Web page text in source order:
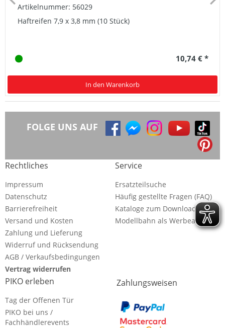
Artikelnummer: 56029
Haftreifen 7,9 x 3,8 mm (10 Stück)
10,74 € *
In den Warenkorb
FOLGE UNS AUF
Rechtliches
Impressum
Datenschutz
Barrierefreiheit
Versand und Kosten
Zahlung und Lieferung
Widerruf und Rücksendung
AGB / Verkaufsbedingungen
Vertrag widerrufen
Service
Ersatzteilsuche
Häufig gestellte Fragen (FAQ)
Kataloge zum Download
Modellbahn als Werbeartikel
PIKO erleben
Tag der Offenen Tür
PIKO bei uns /
Fachhändlerevents
Zahlungsweisen